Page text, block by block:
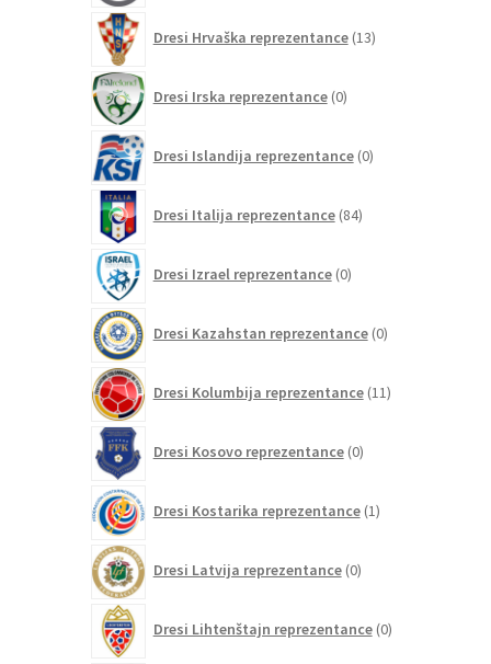
Dresi Hrvaška reprezentance 13izdelkov
Dresi Irska reprezentance 0izdelkov
Dresi Islandija reprezentance 0izdelkov
Dresi Italija reprezentance 84izdelkov
Dresi Izrael reprezentance 0izdelkov
Dresi Kazahstan reprezentance 0izdelkov
Dresi Kolumbija reprezentance 11izdelkov
Dresi Kosovo reprezentance 0izdelkov
Dresi Kostarika reprezentance 1izdelek
Dresi Latvija reprezentance 0izdelkov
Dresi Lihtenštajn reprezentance 0izdelkov